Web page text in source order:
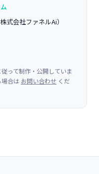
株式会社ファネルAi）
従って制作・公開していま
合は お問い合わせ くだ